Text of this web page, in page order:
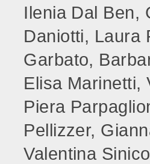
Ilenia Dal Ben,
Daniotti, Laura
Garbato,
Elisa Marinetti,
Piera
Pellizzer,
Valentina